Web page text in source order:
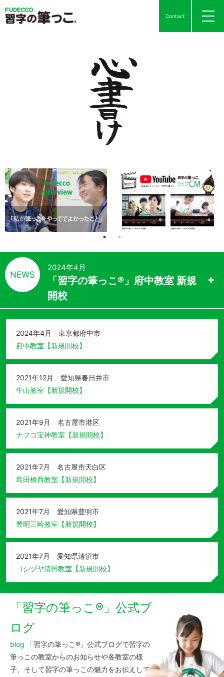
Contact
NEWS
2024年4月
「習字の筆っこ®」府中教室 新規
開校
2024年4月 東京都府中市
府中教室【新規開校】
2021年12月 愛知県春日井市
牛山教室【新規開校】
2021年9月 名古屋市港区
ナフコ宝神教室【新規開校】
2021年7月 名古屋市天白区
島田橋西教室【新規開校】
2021年7月 愛知県豊明市
豊明三崎教室【新規開校】
2021年7月 愛知県清須市
ヨシヅヤ清州教室【新規開校】
「習字の筆っこ®️」公式ブ
ログ
blog 「習字の筆っこ®️」公式ブログで習字の
筆っこの教室からのお知らせや各教室の様
子、そして習字の筆っこの魅力をお伝えして